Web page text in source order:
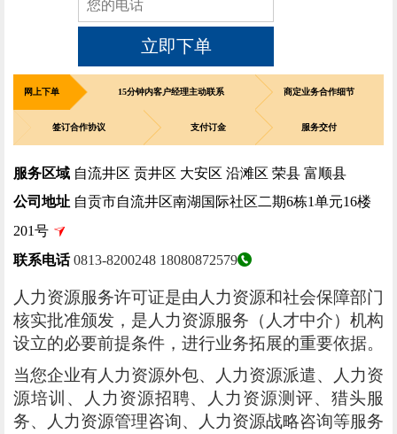
立即下单
网上下单 15分钟内客户经理主动联系 商定业务合作细节
签订合作协议 支付订金 服务交付
服务区域 自流井区 贡井区 大安区 沿滩区 荣县 富顺县
公司地址 自贡市自流井区南湖国际社区二期6栋1单元16楼
201号
联系电话 0813-8200248 18080872579
人力资源服务许可证是由人力资源和社会保障部门
核实批准颁发，是人力资源服务（人才中介）机构
设立的必要前提条件，进行业务拓展的重要依据。
当您企业有人力资源外包、人力资源派遣、人力资
源培训、人力资源招聘、人力资源测评、猎头服
务、人力资源管理咨询、人力资源战略咨询等服务